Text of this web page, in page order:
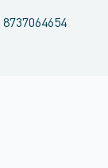
8737064654